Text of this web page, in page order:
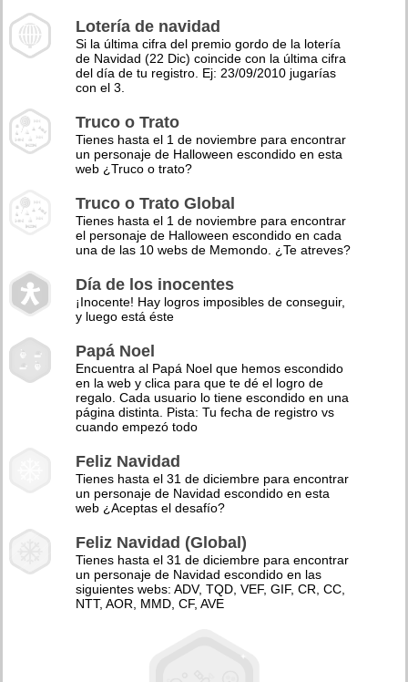
Lotería de navidad
Si la última cifra del premio gordo de la lotería
de Navidad (22 Dic) coincide con la última cifra
del día de tu registro. Ej: 23/09/2010 jugarías
con el 3.
Truco o Trato
Tienes hasta el 1 de noviembre para encontrar
un personaje de Halloween escondido en esta
web ¿Truco o trato?
Truco o Trato Global
Tienes hasta el 1 de noviembre para encontrar
el personaje de Halloween escondido en cada
una de las 10 webs de Memondo. ¿Te atreves?
Día de los inocentes
¡Inocente! Hay logros imposibles de conseguir,
y luego está éste
Papá Noel
Encuentra al Papá Noel que hemos escondido
en la web y clica para que te dé el logro de
regalo. Cada usuario lo tiene escondido en una
página distinta. Pista: Tu fecha de registro vs
cuando empezó todo
Feliz Navidad
Tienes hasta el 31 de diciembre para encontrar
un personaje de Navidad escondido en esta
web ¿Aceptas el desafío?
Feliz Navidad (Global)
Tienes hasta el 31 de diciembre para encontrar
un personaje de Navidad escondido en las
siguientes webs: ADV, TQD, VEF, GIF, CR, CC,
NTT, AOR, MMD, CF, AVE